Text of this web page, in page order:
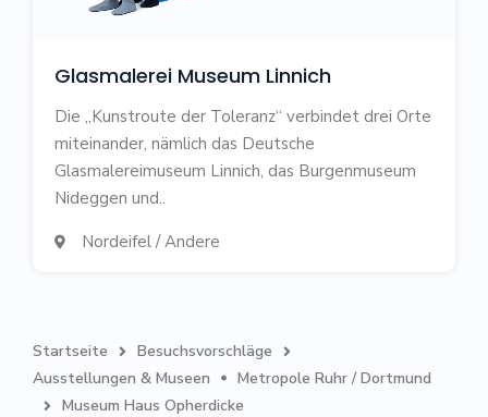
Glasmalerei Museum Linnich
Die „Kunstroute der Toleranz“ verbindet drei Orte
miteinander, nämlich das Deutsche
Glasmalereimuseum Linnich, das Burgenmuseum
Nideggen und..
 Nordeifel / Andere
Startseite  Besuchsvorschläge 
Ausstellungen & Museen  Metropole Ruhr / Dortmund
 Museum Haus Opherdicke